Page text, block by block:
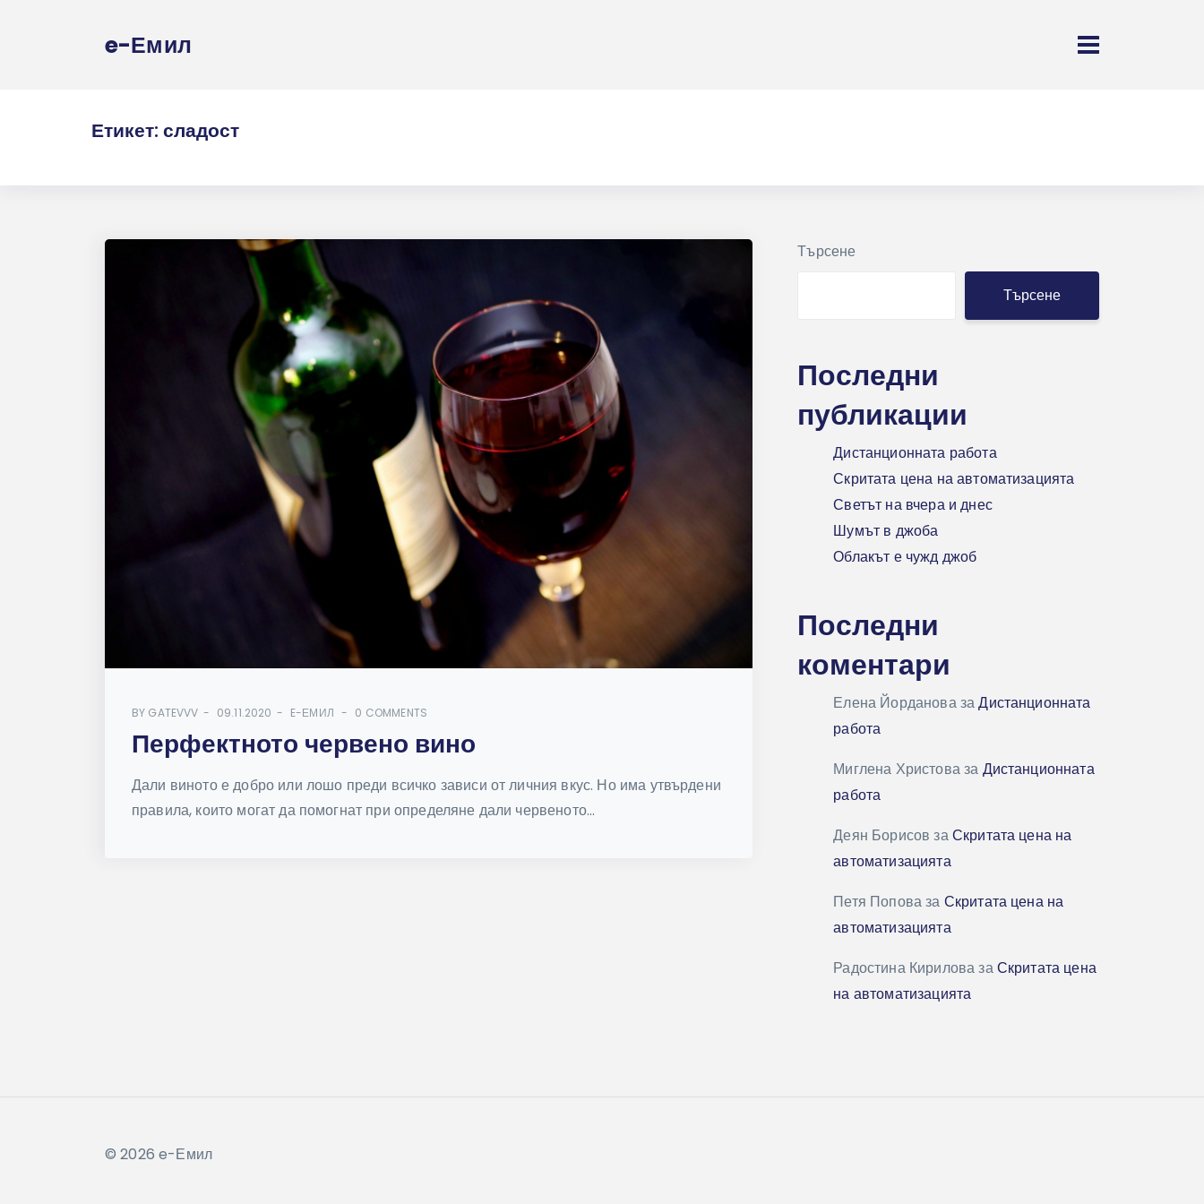
e-Емил
Етикет: сладост
BY GATEVVV 09.11.2020 E-ЕМИЛ 0 COMMENTS
Перфектното червено вино
Дали виното е добро или лошо преди всичко зависи от личния вкус. Но има утвърдени
правила, които могат да помогнат при определяне дали червеното...
Търсене
Търсене
Последни
публикации
Дистанционната работа
Скритата цена на автоматизацията
Светът на вчера и днес
Шумът в джоба
Облакът е чужд джоб
Последни
коментари
Елена ЙордановазаДистанционната
работа
Миглена Христоваза Дистанционната
работа
Деян Борисов заСкритата цена на
автоматизацията
Петя Поповаза Скритата цена на
автоматизацията
Радостина КириловазаСкритата цена
на автоматизацията
© 2026 e-Емил